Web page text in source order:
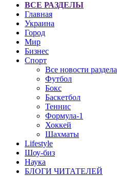
ВСЕ РАЗДЕЛЫ
Главная
Украина
Город
Мир
Бизнес
Спорт
Все новости раздела
Футбол
Бокс
Баскетбол
Теннис
Формула-1
Хоккей
Шахматы
Lifestyle
Шоу-биз
Наука
БЛОГИ ЧИТАТЕЛЕЙ